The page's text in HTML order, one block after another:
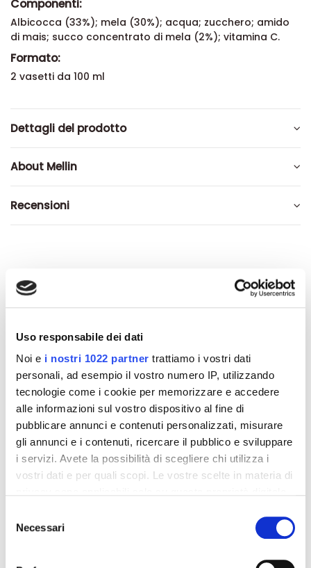
Uso responsabile dei dati
Noi e i nostri 1022 partner trattiamo i vostri dati
personali, ad esempio il vostro numero IP, utilizzando
tecnologie come i cookie per memorizzare e accedere
alle informazioni sul vostro dispositivo al fine di
pubblicare annunci e contenuti personalizzati, misurare
gli annunci e i contenuti, ricercare il pubblico e sviluppare
i servizi. Avete la possibilità di scegliere chi utilizza i
vostri dati e per quali scopi. Le vostre scelte in materia di
modificare o revocare il proprio consenso in qualsiasi
momento dalla Dichiarazione sui cookie o facendo clic
delNecessari
Componenti:
Albicocca (33%); mela (30%); acqua; zucchero; amido
di mais; succo concentrato di mela (2%); vitamina C.
Formato:
2 vasetti da 100 ml
Dettagli del prodotto
About Mellin
Recensioni
Altri prodotti che potrebbero
interessarti
Integratori per dimagrire Integratori per dimagrire
Amin 21 K neutro